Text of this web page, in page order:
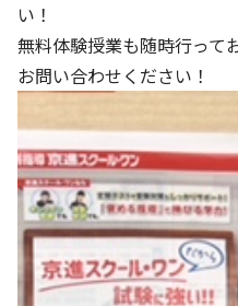
い！
無料体験授業も随時行って
お問い合わせください！